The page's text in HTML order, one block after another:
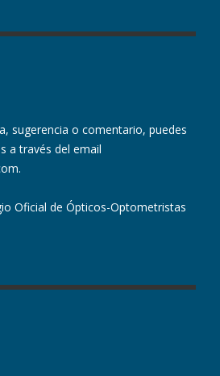
sugerencia o comentario, puedes
a través del email
.
Oficial de Ópticos-Optometristas